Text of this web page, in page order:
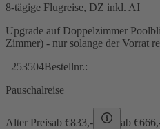
8-tägige Flugreise, DZ inkl. AI
Upgrade auf Doppelzimmer
Zimmer) - nur solange der Vorrat
253504Bestellnr.:
Pauschalreise
Alter Preisab €833,- ab €